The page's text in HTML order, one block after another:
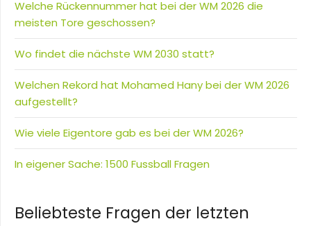
Welche Rückennummer hat bei der WM 2026 die
meisten Tore geschossen?
Wo findet die nächste WM 2030 statt?
Welchen Rekord hat Mohamed Hany bei der WM 2026
aufgestellt?
Wie viele Eigentore gab es bei der WM 2026?
In eigener Sache: 1500 Fussball Fragen
Beliebteste Fragen der letzten